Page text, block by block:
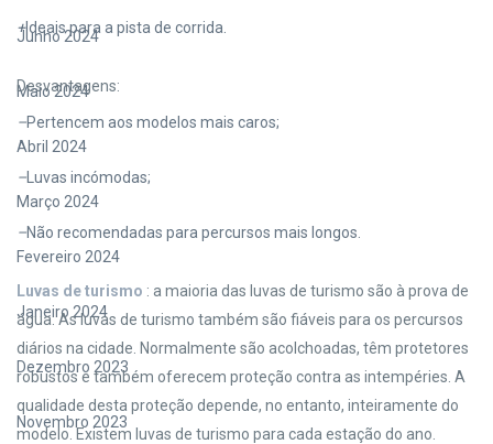
+Ideais para a pista de corrida.
Desvantagens:
–Pertencem aos modelos mais caros;
– Luvas incómodas;
–Não recomendadas para percursos mais longos.
Luvas de turismo : a maioria das luvas de turismo são à prova de
água. As luvas de turismo também são fiáveis para os percursos
diários na cidade. Normalmente são acolchoadas, têm protetores
robustos e também oferecem proteção contra as intempéries. A
qualidade desta proteção depende, no entanto, inteiramente do
modelo. Existem luvas de turismo para cada estação do ano.
Junho 2024
Maio 2024
Abril 2024
Março 2024
Fevereiro 2024
Janeiro 2024
Dezembro 2023
Novembro 2023